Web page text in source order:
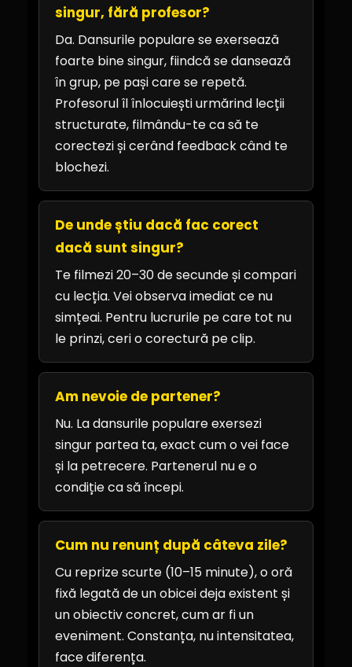
singur, fără profesor?
Da. Dansurile populare se exersează
foarte bine singur, fiindcă se dansează
în grup, pe pași care se repetă.
Profesorul îl înlocuiești urmărind lecții
structurate, filmându-te ca să te
corectezi și cerând feedback când te
blochezi.
De unde știu dacă fac corect
dacă sunt singur?
Te filmezi 20–30 de secunde și compari
cu lecția. Vei observa imediat ce nu
simțeai. Pentru lucrurile pe care tot nu
le prinzi, ceri o corectură pe clip.
Am nevoie de partener?
Nu. La dansurile populare exersezi
singur partea ta, exact cum o vei face
și la petrecere. Partenerul nu e o
condiție ca să începi.
Cum nu renunț după câteva zile?
Cu reprize scurte (10–15 minute), o oră
fixă legată de un obicei deja existent și
un obiectiv concret, cum ar fi un
eveniment. Constanța, nu intensitatea,
face diferența.